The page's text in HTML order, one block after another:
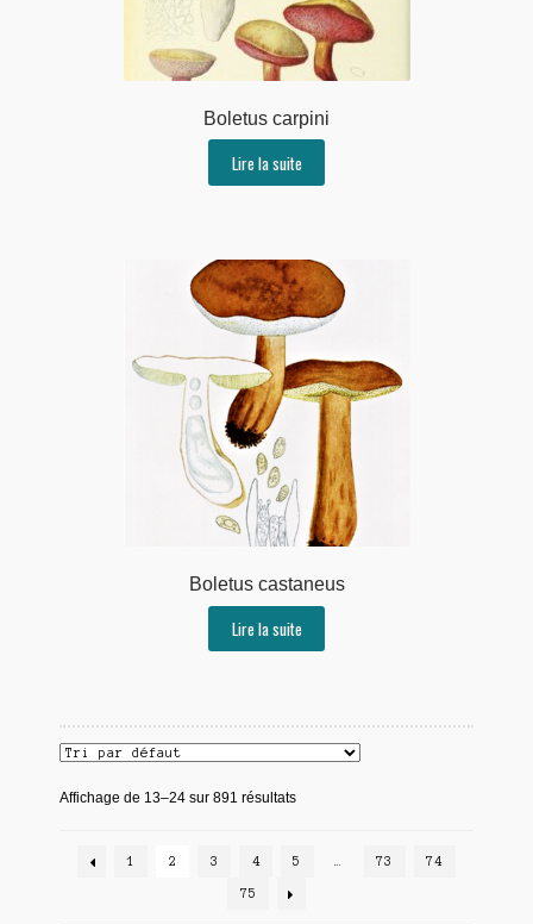
Boletus carpini
Lire la suite
Boletus castaneus
Lire la suite
Affichage de 13–24 sur 891 résultats
1 2 3 4 5 73 74
75